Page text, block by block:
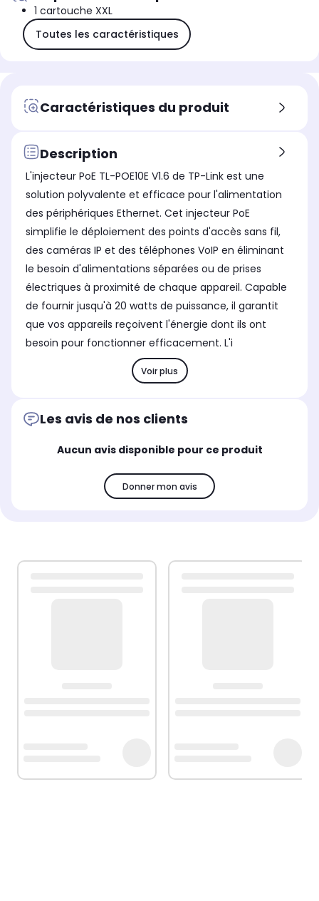
1 cartouche XXL
Toutes les caractéristiques
Caractéristiques du produit
Description
L'injecteur PoE TL-POE10E V1.6 de TP-Link est une
solution polyvalente et efficace pour l'alimentation
des périphériques Ethernet. Cet injecteur PoE
simplifie le déploiement des points d'accès sans fil,
des caméras IP et des téléphones VoIP en éliminant
le besoin d'alimentations séparées ou de prises
électriques à proximité de chaque appareil. Capable
de fournir jusqu'à 20 watts de puissance, il garantit
que vos appareils reçoivent l'énergie dont ils ont
besoin pour fonctionner efficacement. L'i
Voir plus
Les avis de nos clients
Aucun avis disponible pour ce produit
Donner mon avis